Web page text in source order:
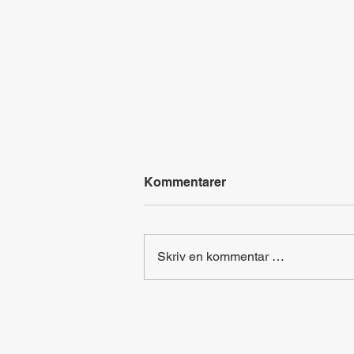
At home - Labyrintjakt
Kommentarer
Skriv en kommentar …